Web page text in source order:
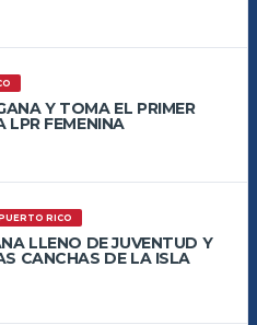
Y TOMA EL PRIMER
LPR FEMENINA
RICO
LLENO DE JUVENTUD Y
CANCHAS DE LA ISLA